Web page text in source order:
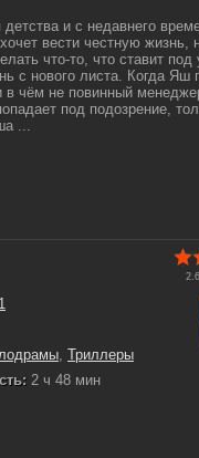
и с недавнего
вести честную жизнь,
что-то, что ставит
с нового листа. Когда Яш
в чём не повинный
под подозрение,
...
Триллеры
2 ч 48 мин